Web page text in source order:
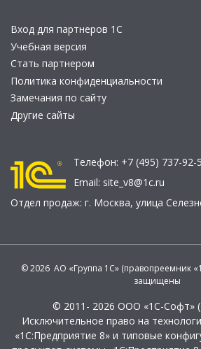
Вход для партнеров 1С
Учебная версия
Стать партнером
Политика конфиденциальности
Замечания по сайту
Другие сайты
Телефон: +7 (495) 737-92-
Email: site_v8@1c.ru
Отдел продаж: г. Москва, улица
© 2026 АО «Группа 1С» (правопреемник
защищены
© 2011- 2026 ООО «1С-Софт» (
Исключительное право на
«1С:Предприятие 8» и типовые